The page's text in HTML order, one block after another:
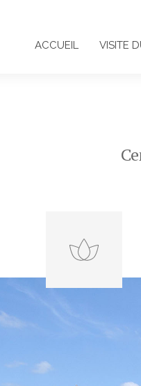
ACCUEIL VISITE